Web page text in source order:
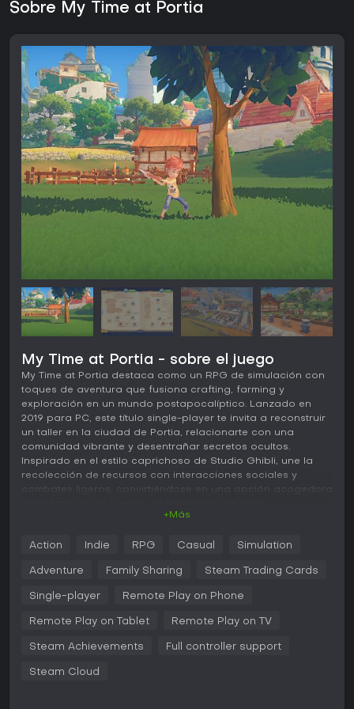
Sobre My Time at Portia
My Time at Portia - sobre el juego
My Time at Portia destaca como un RPG de simulación con
toques de aventura que fusiona crafting, farming y
exploración en un mundo postapocalíptico. Lanzado en
2019 para PC, este título single-player te invita a reconstruir
un taller en la ciudad de Portia, relacionarte con una
comunidad vibrante y desentrañar secretos ocultos.
Inspirado en el estilo caprichoso de Studio Ghibli, une la
recolección de recursos con interacciones sociales y
combates ligeros, convirtiéndose en una opción acogedora
gestionar tu taller recolectando recursos como madera y
trabajo y un manual para fabricar objetos y cumplir
farming consiste en plantar cultivos en cajones con
gallinas o llamas, e incluso montar criaturas por la ciudad.
La exploración te lleva a ruinas antiguas donde empleas
+Más
Action Indie RPG Casual Simulation
Adventure Family Sharing Steam Trading Cards
Single-player Remote Play on Phone
Remote Play on Tablet Remote Play on TV
Steam Achievements Full controller support
Steam Cloud